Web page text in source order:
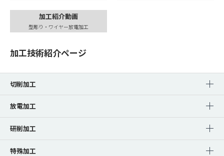
加工紹介動画
型彫り・ワイヤー放電加工
加工技術紹介ページ
切削加工
放電加工
研削加工
特殊加工